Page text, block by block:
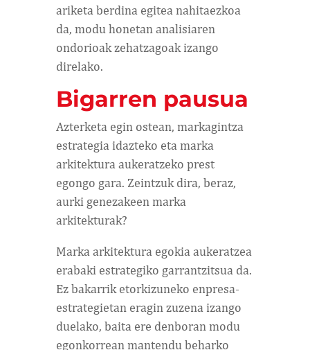
ariketa berdina egitea nahitaezkoa
da, modu honetan analisiaren
ondorioak zehatzagoak izango
direlako.
Bigarren pausua
Azterketa egin ostean, markagintza
estrategia idazteko eta marka
arkitektura aukeratzeko prest
egongo gara. Zeintzuk dira, beraz,
aurki genezakeen marka
arkitekturak?
Marka arkitektura egokia aukeratzea
erabaki estrategiko garrantzitsua da.
Ez bakarrik etorkizuneko enpresa-
estrategietan eragin zuzena izango
duelako, baita ere denboran modu
egonkorrean mantendu beharko